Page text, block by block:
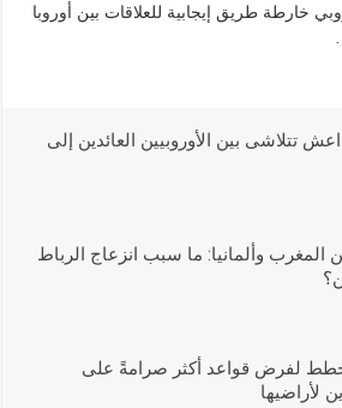
خارطة طريق إيجابية للعلاقات بين أوروبا
تتلاشى بين الأوروبيين العائدين إلى
المغرب وألمانيا: ما سبب انزعاج الرباط
تخطط لفرض قواعد أكثر صرامةً على
لأراضيها